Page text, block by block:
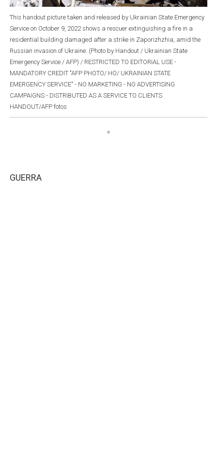
This handout picture taken and released by Ukrainian State Emergency
Service on October 9, 2022 shows a rescuer extinguishing a fire in a
residential building damaged after a strike in Zaporizhzhia, amid the
Russian invasion of Ukraine. (Photo by Handout / Ukrainian State
Emergency Service / AFP) / RESTRICTED TO EDITORIAL USE -
MANDATORY CREDIT "AFP PHOTO/ HO/ UKRAINIAN STATE
EMERGENCY SERVICE" - NO MARKETING - NO ADVERTISING
CAMPAIGNS - DISTRIBUTED AS A SERVICE TO CLIENTS
HANDOUT/AFP fotos
GUERRA